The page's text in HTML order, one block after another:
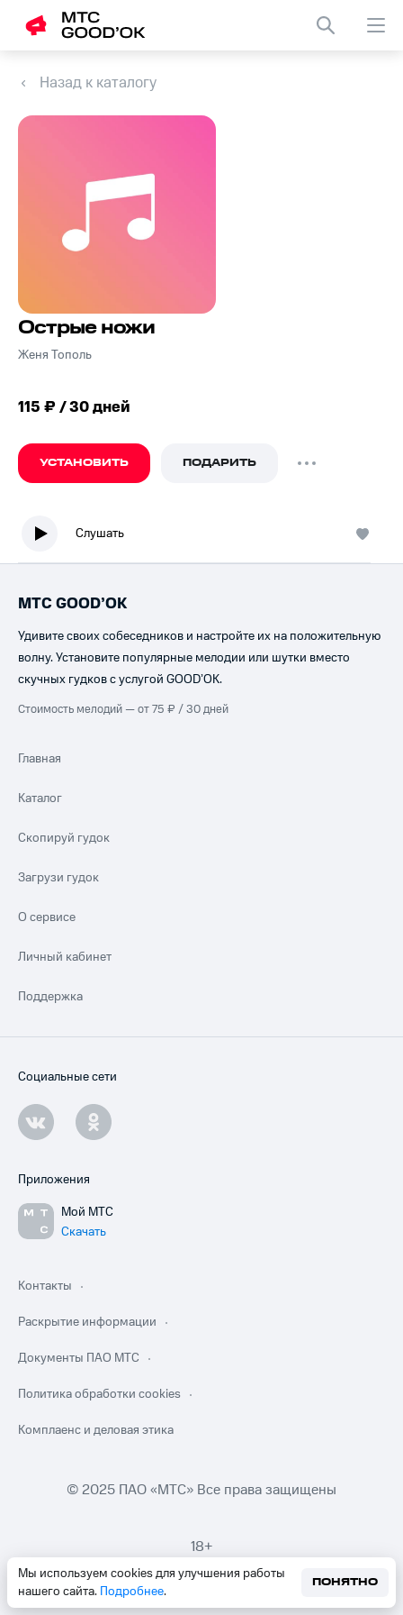
Назад к каталогу
Острые ножи
Женя Тополь
115 ₽ / 30 дней
УСТАНОВИТЬ ПОДАРИТЬ
Слушать
Мы используем cookies для улучшения работы
нашего сайта. Подробнее.
ПОНЯТНО
МТС GOOD’OK
Удивите своих собеседников и настройте их на положительную
волну. Установите популярные мелодии или шутки вместо
скучных гудков с услугой GOOD’OK.
Стоимость мелодий — от 75 ₽ / 30 дней
Главная
Каталог
Скопируй гудок
Загрузи гудок
О сервисе
Личный кабинет
Поддержка
Социальные сети
Приложения
Мой МТС
Скачать
Контакты
Раскрытие информации
Документы ПАО МТС
Политика обработки cookies
Комплаенс и деловая этика
© 2025 ПАО «МТС» Все права защищены
18+